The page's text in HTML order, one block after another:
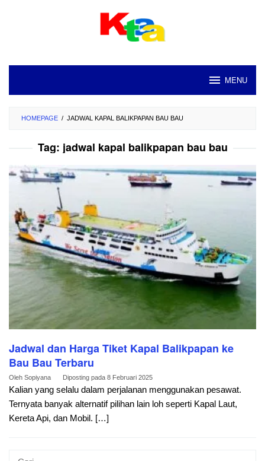
MENU
HOMEPAGE / JADWAL KAPAL BALIKPAPAN BAU BAU
Tag: jadwal kapal balikpapan bau bau
Jadwal dan Harga Tiket Kapal Balikpapan ke
Bau Bau Terbaru
Oleh Sopiyana Diposting pada 8 Februari 2025
Kalian yang selalu dalam perjalanan menggunakan pesawat.
Ternyata banyak alternatif pilihan lain loh seperti Kapal Laut,
Kereta Api, dan Mobil. […]